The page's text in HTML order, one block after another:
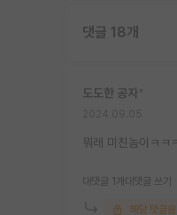
댓글 18개
도도한 공자
뭐래 미친놈이ㅋㅋ
대댓글 1개 대댓글 쓰기
해당 댓글